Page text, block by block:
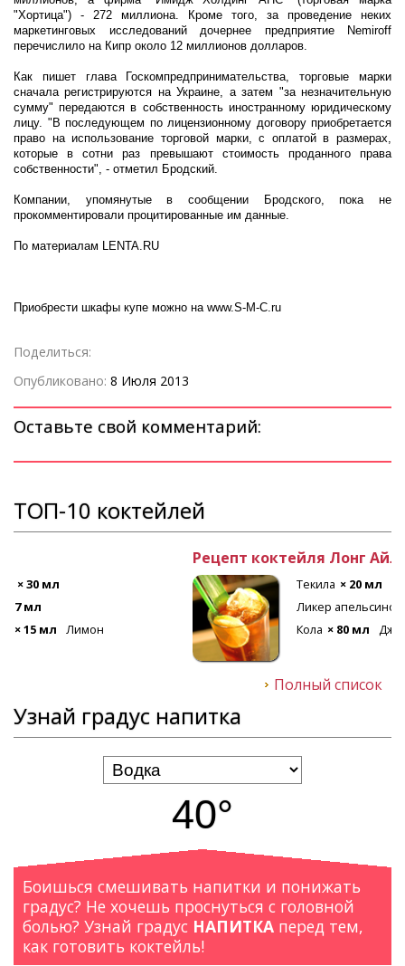
"Хортица") - 272 миллиона. Кроме того, за проведение неких
маркетинговых исследований дочернее предприятие Nemiroff
перечислило на Кипр около 12 миллионов долларов.
Как пишет глава Госкомпредпринимательства, торговые марки
сначала регистрируются на Украине, а затем "за незначительную
сумму" передаются в собственность иностранному юридическому
лицу. "В последующем по лицензионному договору приобретается
право на использование торговой марки, с оплатой в размерах,
которые в сотни раз превышают стоимость проданного права
собственности", - отметил Бродский.
Компании, упомянутые в сообщении Бродского, пока не
прокомментировали процитированные им данные.
По материалам LENTA.RU
Приобрести шкафы купе можно на www.S-M-C.ru
Поделиться:
Опубликовано: 8 Июля 2013
Оставьте свой комментарий:
ТОП-10 коктейлей
Рецепт коктейля Лонг Айленд
× 20 мл Ром белый × 20 мл
Ликер апельсиновый × 20 мл
Лед
Джин × 20 мл Водка × 20 мл
Полный список
Узнай градус напитка
40°
Боишься смешивать напитки и понижать
градус? Не хочешь проснуться с головной
болью? Узнай градус НАПИТКА перед тем,
как готовить коктейль!